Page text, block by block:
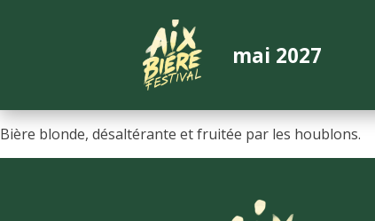
mai 2027
Bière blonde, désaltérante et fruitée par les houblons.